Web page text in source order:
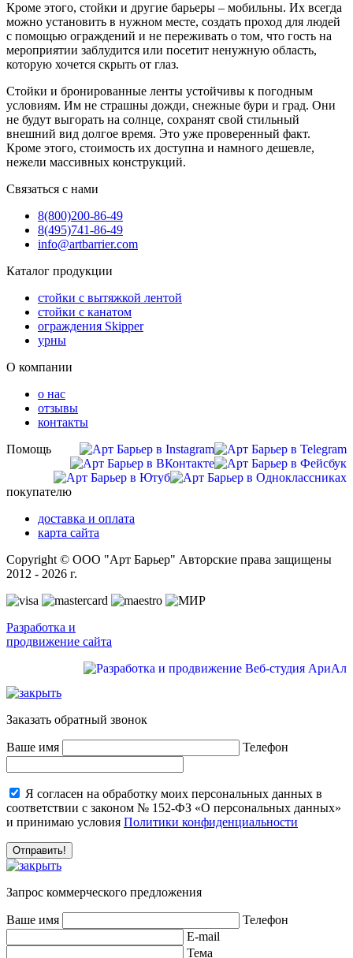
Кроме этого, стойки и другие барьеры – мобильны. Их всегда
можно установить в нужном месте, создать проход для людей
с помощью ограждений и не переживать о том, что гость на
мероприятии заблудится или посетит ненужную область,
которую хочется скрыть от глаз.
Стойки и бронированные ленты устойчивы к погодным
условиям. Им не страшны дожди, снежные бури и град. Они
не будут выгорать на солнце, сохранят свой стильный
внешний вид долгое время. Это уже проверенный факт.
Кроме этого, стоимость их доступна и намного дешевле,
нежели массивных конструкций.
Связаться с нами
8(800)200-86-49
8(495)741-86-49
info@artbarrier.com
Каталог продукции
стойки с вытяжкой лентой
стойки с канатом
ограждения Skipper
урны
О компании
о нас
отзывы
контакты
Помощь
покупателю
доставка и оплата
карта сайта
Copyright © ООО "Арт Барьер" Авторские права защищены
2012 - 2026 г.
Разработка и
продвижение сайта
Заказать обратный звонок
Ваше имя Телефон
Я согласен на обработку моих персональных данных в
соответствии с законом № 152-ФЗ «О персональных данных»
и принимаю условия Политики конфиденциальности
Запрос коммерческого предложения
Ваше имя
Телефон
E-mail
Тема